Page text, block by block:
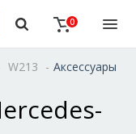
0
W213 - Аксессуары